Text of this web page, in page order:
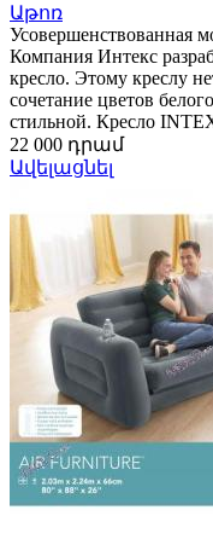
Աթոռ
Усовершенствованная
Компания Интекс
кресло. Этому креслу
сочетание цветов
стильной. Кресло
22 000 դրամ
Ավելացնել